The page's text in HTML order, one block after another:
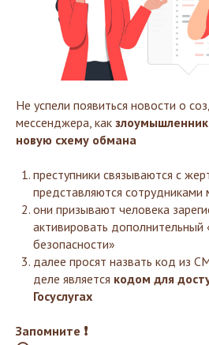
Не успели появиться новости о
мессенджера, как
новую схему обмана
преступники связываются с
представляются сотрудниками
они призывают человека
активировать дополнительный
безопасности»
далее просят назвать код из
деле является кодом для
Госуслугах
Запомните ❗️